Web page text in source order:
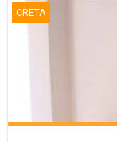
CRETA